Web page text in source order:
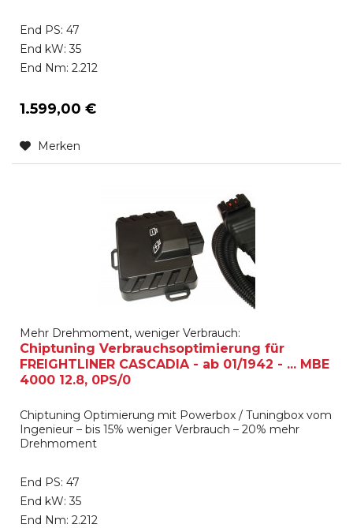
End PS: 47
End kW: 35
End Nm: 2.212
1.599,00 €
Merken
Mehr Drehmoment, weniger Verbrauch:
Chiptuning Verbrauchsoptimierung für
FREIGHTLINER CASCADIA - ab 01/1942 - ... MBE
4000 12.8, 0PS/0
Chiptuning Optimierung mit Powerbox / Tuningbox vom
Ingenieur – bis 15% weniger Verbrauch – 20% mehr
Drehmoment
End PS: 47
End kW: 35
End Nm: 2.212